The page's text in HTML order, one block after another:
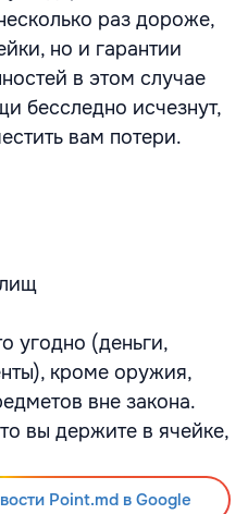
раз дороже,
но и гарантии
в этом случае
бесследно исчезнут,
вам потери.
угодно (деньги,
кроме оружия,
вне закона.
вы держите в ячейке,
Point.md в Google